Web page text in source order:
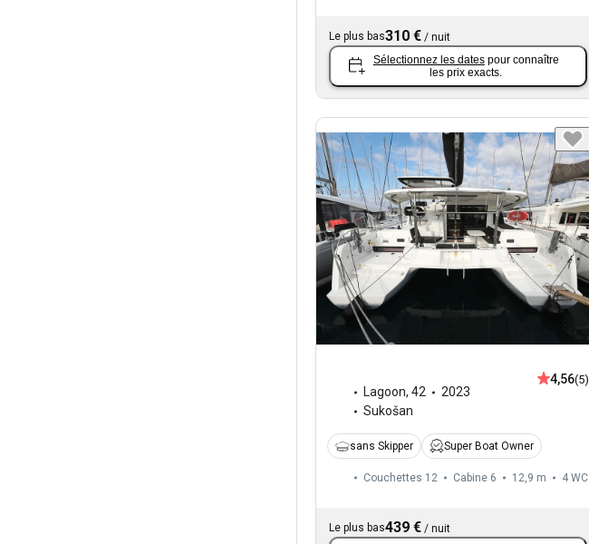
Le plus bas310 € / nuit
Sélectionnez les dates pour connaître
les prix exacts.
Lagoon, 42
2023
Sukošan
4,56(5)
sans Skipper Super Boat Owner
Couchettes 12 Cabine 6 12,9 m 4 WC
Le plus bas439 € / nuit